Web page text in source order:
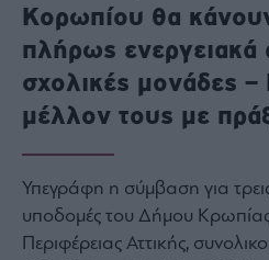
Πολιτική
Πολιτισμός
Κοινωνία
Law
Financial
Times
Κορωπίου θα
πλήρως ενεργειακά
σχολικές μονάδες
μέλλον τους με
Υπεγράφη η σύμβαση για
υποδομές του Δήμου
Περιφέρειας Αττικής,